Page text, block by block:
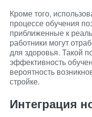
Кроме того,
процессе обучения
приближенные к
работники могут
для здоровья. Такой
эффективность
вероятность
стройке.
Интеграция